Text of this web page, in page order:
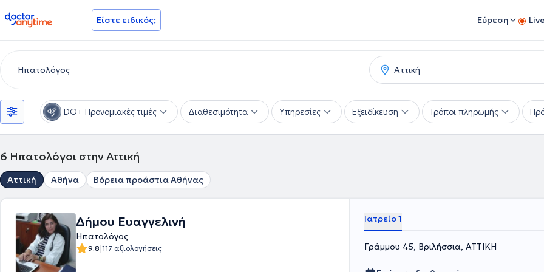
doctoranytime Είστε ειδικός; Εύρεση
DO+ Προνομιακές τιμές Διαθεσιμότητα Υπηρεσίες Εξειδίκευση Τρόποι πληρωμής
6 Ηπατολόγοι στην Αττική
Αττική Αθήνα Βόρεια προάστια Αθήνας
Δήμου Ευαγγελινή
Ηπατολόγος
9.8|117 αξιολογήσεις
Ιατρείο 1
Γράμμου 45, Βριλήσσια, ΑΤΤΙΚΗ